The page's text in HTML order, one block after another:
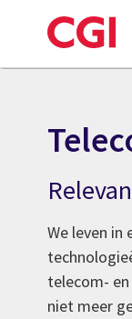
to
We leven in
telecom-
niet meer